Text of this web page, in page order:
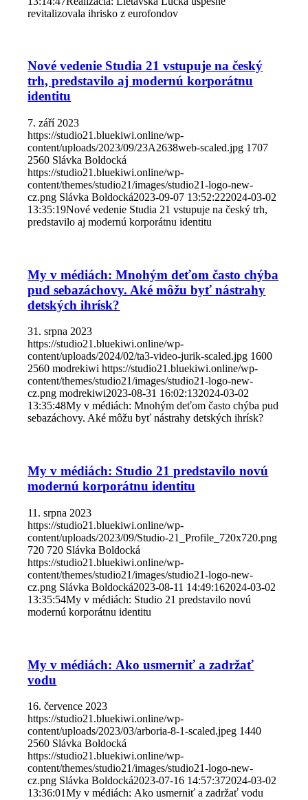
revitalizovala ihrisko z eurofondov
Nové vedenie Studia 21 vstupuje na český
trh, predstavilo aj modernú korporátnu
identitu
7. září 2023
https://studio21.bluekiwi.online/wp-
content/uploads/2023/09/23A2638web-scaled.jpg 1707
2560 Slávka Boldocká
https://studio21.bluekiwi.online/wp-
content/themes/studio21/images/studio21-logo-new-
cz.png Slávka Boldocká2023-09-07 13:52:222024-03-02
13:35:19Nové vedenie Studia 21 vstupuje na český trh,
predstavilo aj modernú korporátnu identitu
My v médiách: Mnohým deťom často chýba
pud sebazáchovy. Aké môžu byť nástrahy
detských ihrísk?
31. srpna 2023
https://studio21.bluekiwi.online/wp-
content/uploads/2024/02/ta3-video-jurik-scaled.jpg 1600
2560 modrekiwi https://studio21.bluekiwi.online/wp-
content/themes/studio21/images/studio21-logo-new-
cz.png modrekiwi2023-08-31 16:02:132024-03-02
13:35:48My v médiách: Mnohým deťom často chýba pud
sebazáchovy. Aké môžu byť nástrahy detských ihrísk?
My v médiách: Studio 21 predstavilo novú
modernú korporátnu identitu
11. srpna 2023
https://studio21.bluekiwi.online/wp-
content/uploads/2023/09/Studio-21_Profile_720x720.png
720 720 Slávka Boldocká
https://studio21.bluekiwi.online/wp-
content/themes/studio21/images/studio21-logo-new-
cz.png Slávka Boldocká2023-08-11 14:49:162024-03-02
13:35:54My v médiách: Studio 21 predstavilo novú
modernú korporátnu identitu
My v médiách: Ako usmerniť a zadržať
vodu
16. července 2023
https://studio21.bluekiwi.online/wp-
content/uploads/2023/03/arboria-8-1-scaled.jpeg 1440
2560 Slávka Boldocká
https://studio21.bluekiwi.online/wp-
content/themes/studio21/images/studio21-logo-new-
cz.png Slávka Boldocká2023-07-16 14:57:372024-03-02
13:36:01My v médiách: Ako usmerniť a zadržať vodu